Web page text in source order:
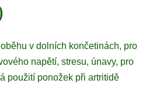
v dolních končetinách, pro
napětí, stresu, únavy, pro
použití ponožek při artritidě